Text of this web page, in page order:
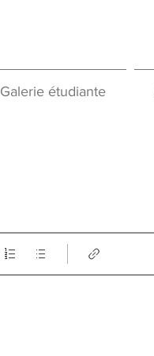
Galerie étudiante